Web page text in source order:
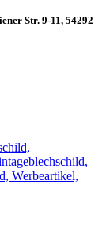
Str. 9-11, 54292